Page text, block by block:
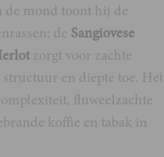
mond toont hij de
de Sangiovese
zorgt voor zachte
structuur en diepte toe. Het
fluweelzachte
koffie en tabak in